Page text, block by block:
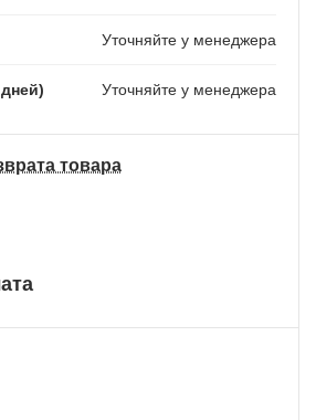
Уточняйте у менеджера
Уточняйте у менеджера
товара